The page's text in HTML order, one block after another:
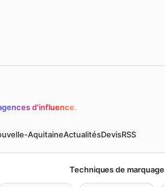
d'influence.
AquitaineActualitésDevisRSS
Techniques de marquage